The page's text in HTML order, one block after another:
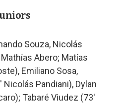
Souza, Nicolás
Abero; Matías
Emiliano Sosa,
Pandiani), Dylan
Tabaré Viudez (73'